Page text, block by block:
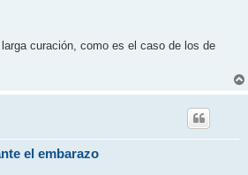
curación, como es el caso de los de
el embarazo